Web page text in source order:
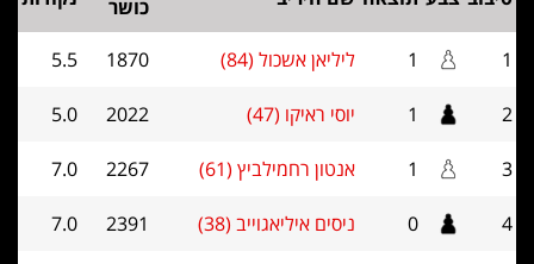
כושר
1
1 ליליאן אשכול (84) 1870
5.5
2
1 יוסי ראיקו (47) 2022
5.0
3
1 אנטון רחמילביץ (61) 2267
7.0
4
0 ניסים איליאגוייב (38) 2391
7.0